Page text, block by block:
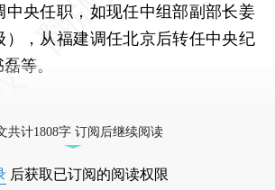
中央任职，如现任中组部副部长姜
），从福建调任北京后转任中央纪
等。
共计1808字 订阅后继续阅读
后获取已订阅的阅读权限